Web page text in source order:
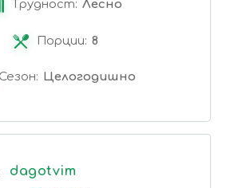
Трудност: Лесно
Порции: 8
Сезон: Целогодишно
dagotvim